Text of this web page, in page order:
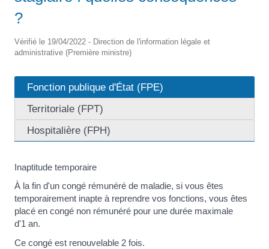
?
Vérifié le 19/04/2022 - Direction de l'information légale et
administrative (Première ministre)
Fonction publique d'État (FPE)
Territoriale (FPT)
Hospitalière (FPH)
Inaptitude temporaire
À la fin d'un congé rémunéré de maladie, si vous êtes
temporairement inapte à reprendre vos fonctions, vous êtes
placé en congé non rémunéré pour une durée maximale
d'1 an.
Ce congé est renouvelable 2 fois.